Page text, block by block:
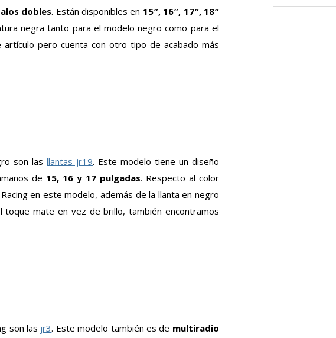
dobles. Están disponibles en 15″, 16″, 17″, 18″
negra tanto para el modelo negro como para el
pero cuenta con otro tipo de acabado más
son lasllantas jr19. Este modelo tiene un diseño
de 15, 16 y 17 pulgadas. Respecto al color
en este modelo, además de la llanta en negro
mate en vez de brillo, también encontramos
son las jr3. Este modelo también es de multiradio